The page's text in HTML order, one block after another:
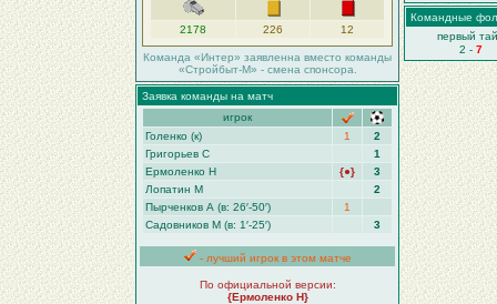
2178 226 12
Команда «Интер» заявленна вместо команды
«Стройбыт-М» - смена спонсора.
Заявка команды на матч
игрок
Голенко (к)
1
2
Григорьев С
1
Ермоленко Н
{●}
3
Лопатин М
2
Пырченков А (в: 26′-50′)
1
Садовников М (в: 1′-25′)
3
- лучший игрок в этом матче
По официальной версии:
{Ермоленко Н}
Командные
первый
2 - 7